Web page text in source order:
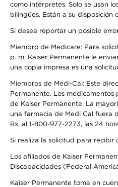
como intérpretes. Solo se usan
bilingües. Están a su
Si desea reportar un posible
Miembro de Medicare: Para
p. m. Kaiser Permanente le
una copia impresa es una
Miembros de Medi-Cal: Este
Permanente. Los
de Kaiser Permanente. La
una farmacia de Medi Cal fuera
Rx, al 1-800-977-2273, las 24
Si realiza la solicitud para
Los afiliados de Kaiser
Discapacidades (Federal
Kaiser Permanente toma en